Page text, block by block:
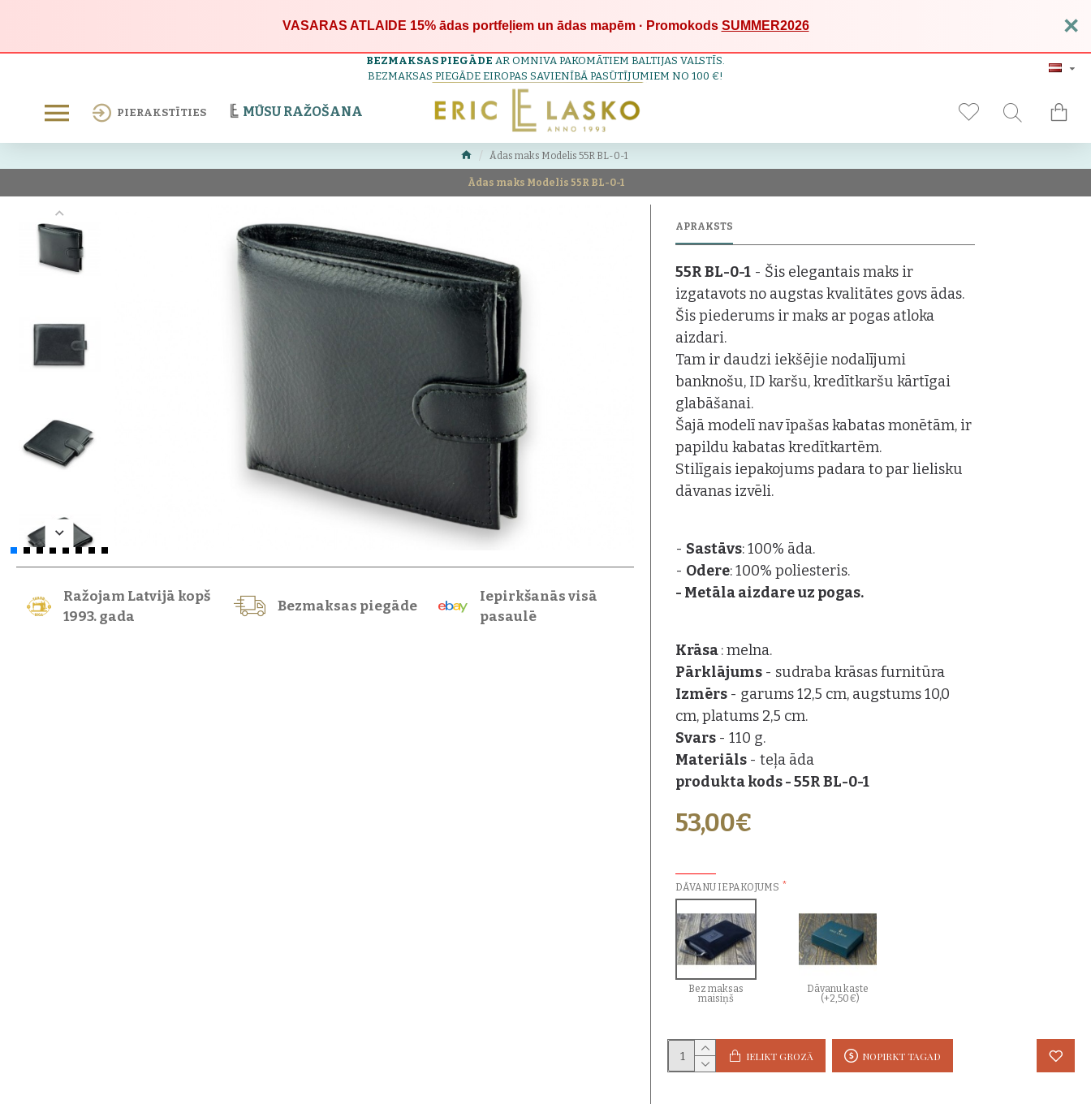
VASARAS ATLAIDE 15%ādas portfeļiem un ādas mapēm · Promokods SUMMER2026 ×
BEZMAKSAS PIEGĀDE AR OMNIVA PAKOMĀTIEM BALTIJAS VALSTĪS.
BEZMAKSAS PIEGĀDE EIROPAS SAVIENĪBĀ PASŪTĪJUMIEM NO 100 €!
PIERAKSTĪTIES MŪSU RAŽOŠANA
Ādas maks Modelis 55R BL-0-1
Ādas maks Modelis 55R BL-0-1
Ražojam Latvijā kopš
1993. gada
Bezmaksas piegāde
Iepirkšanās visā
pasaulē
APRAKSTS
55R BL-0-1 - Šis elegantais maks ir
izgatavots no augstas kvalitātes govs ādas.
Šis piederums ir maks ar pogas atloka
aizdari.
Tam ir daudzi iekšējie nodalījumi
banknošu, ID karšu, kredītkaršu kārtīgai
glabāšanai.
Šajā modelī nav īpašas kabatas monētām, ir
papildu kabatas kredītkartēm.
Stilīgais iepakojums padara to par lielisku
dāvanas izvēli.
- Sastāvs: 100% āda.
- Odere: 100% poliesteris.
- Metāla aizdare uz pogas.
Krāsa: melna.
Pārklājums - sudraba krāsas furnitūra
Izmērs - garums 12,5 cm, augstums 10,0
cm, platums 2,5 cm.
Svars - 110 g.
Materiāls - teļa āda
produkta kods - 55R BL-0-1
53,00€
DĀVANU IEPAKOJUMS
Bez maksas
maisiņš
Dāvanu kaste
(+2,50€)
IELIKT GROZĀ NOPIRKT TAGAD